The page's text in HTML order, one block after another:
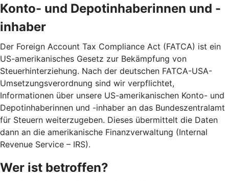
Konto- und Depotinhaberinnen und -
inhaber
Der Foreign Account Tax Compliance Act (FATCA) ist ein
US-amerikanisches Gesetz zur Bekämpfung von
Steuerhinterziehung. Nach der deutschen FATCA-USA-
Umsetzungsverordnung sind wir verpflichtet,
Informationen über unsere US-amerikanischen Konto- und
Depotinhaberinnen und -inhaber an das Bundeszentralamt
für Steuern weiterzugeben. Dieses übermittelt die Daten
dann an die amerikanische Finanzverwaltung (Internal
Revenue Service – IRS).
Wer ist betroffen?